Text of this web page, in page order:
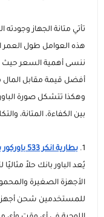
ملحقات الايباد
عرض الكل
أقلام ذكية
ايفون 15
كفرات سامسونج
شاحن جداري
شواحن سيارة
سماعات أذن لاسلكية
سماعات سلكية
ميكروفونات احترافية
وصلات ومحولات
عرض الكل
راوترات متنقلة
مقويات إشارة الشبكة
أجهزة المنزل الذكي
داش كام
قواعد تثبيت الجوال
عرض الكل
بكجات الحماية
الألعاب والترفيه
تأتي متانة الجهاز وجودته
هذه العوامل طول العمر
ننسى أهمية السعر حيث
أفضل قيمة مقابل المال
وهكذا تتشكل صورة
بين الكفاءة، المتانة،
بطارية انكر 533 باوركور بقوة 10000
يُعد الباور بانك حلاً
الأجهزة الصغيرة
للمستخدمين شحن أجهزتهم